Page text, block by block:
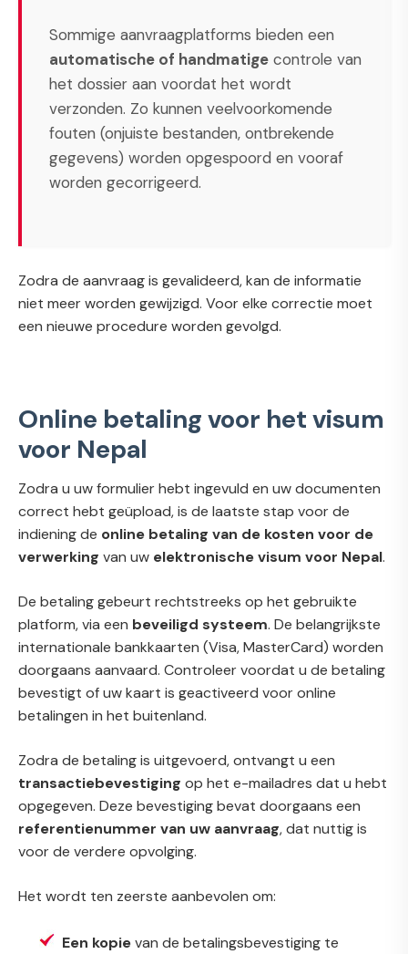
Sommige aanvraagplatforms bieden een
automatische of handmatige controle van
het dossier aan voordat het wordt
verzonden. Zo kunnen veelvoorkomende
fouten (onjuiste bestanden, ontbrekende
gegevens) worden opgespoord en vooraf
worden gecorrigeerd.
Zodra de aanvraag is gevalideerd, kan de informatie
niet meer worden gewijzigd. Voor elke correctie moet
een nieuwe procedure worden gevolgd.
Online betaling voor het visum
voor Nepal
Zodra u uw formulier hebt ingevuld en uw documenten
correct hebt geüpload, is de laatste stap voor de
indiening de online betaling van de kosten voor de
verwerking van uw elektronische visum voor Nepal.
De betaling gebeurt rechtstreeks op het gebruikte
platform, via een beveiligd systeem. De belangrijkste
internationale bankkaarten (Visa, MasterCard) worden
doorgaans aanvaard. Controleer voordat u de betaling
bevestigt of uw kaart is geactiveerd voor online
betalingen in het buitenland.
Zodra de betaling is uitgevoerd, ontvangt u een
transactiebevestiging op het e-mailadres dat u hebt
opgegeven. Deze bevestiging bevat doorgaans een
referentienummer van uw aanvraag, dat nuttig is
voor de verdere opvolging.
Het wordt ten zeerste aanbevolen om:
Een kopievan de betalingsbevestiging te